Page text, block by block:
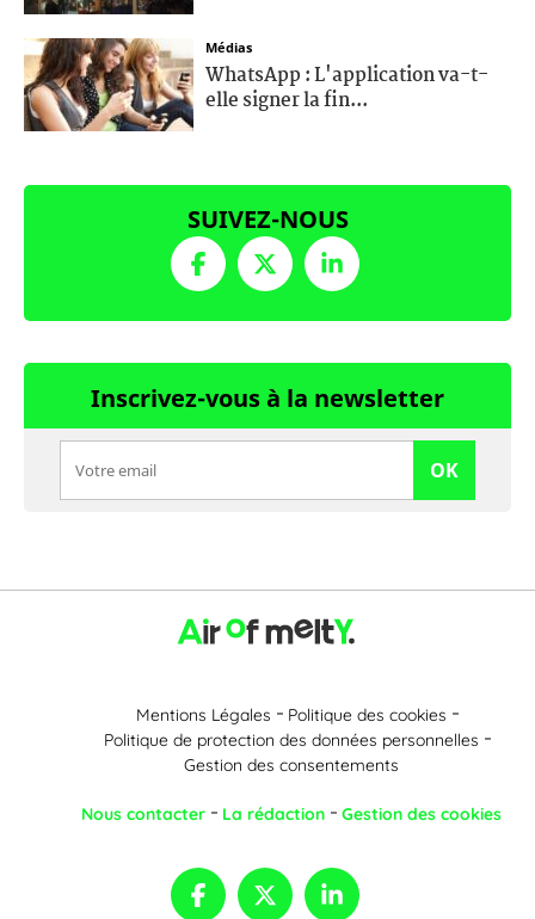
Médias
WhatsApp : L'application va-t-
elle signer la fin...
SUIVEZ-NOUS
Inscrivez-vous à la newsletter
OK
Mentions Légales
Politique des cookies
Politique de protection des données personnelles
Gestion des consentements
Nous contacter La rédaction Gestion des cookies